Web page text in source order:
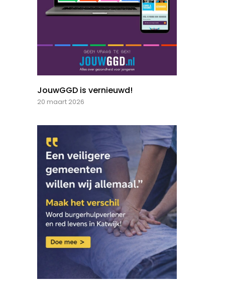
JouwGGD is vernieuwd!
20 maart 2026